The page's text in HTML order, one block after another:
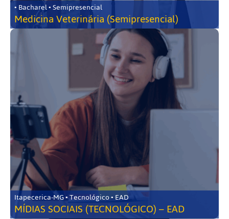
• Bacharel • Semipresencial
Medicina Veterinária (Semipresencial)
Itapecerica-MG • Tecnológico • EAD
MÍDIAS SOCIAIS (TECNOLÓGICO) – EAD